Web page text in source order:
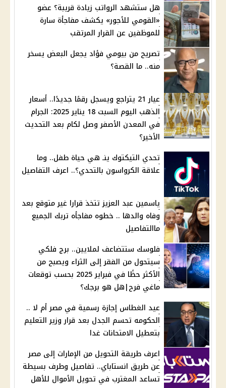
هل ستشهد الرواتب زيادة قريبة؟ عضو
«القومي للأجور» يكشف مفاجأة سارة
للموظفين عن القرار المرتقب
تصريح من بيومي فؤاد يجعل البعض يسخر
منه.. ما القصة؟
عيار 21 يتراجع ويسجل رقمًا جديدًا.. أسعار
الذهب اليوم السبت 18 يناير 2025: الجرام
في المعدن الأصفر وصل لكام بعد التحديث
الأخير؟
تحدي التيكتوك ينـ هي حياة طفل.. وما
علاقة الكرواسون بالتحدي؟.. اعرف التفاصيل
ياسمين عبد العزيز تتخذ قرارا غير متوقع بعد
وفاه والدها .. خطوه مفاجأه تربك الجميع
ماالتفاصيل
فلوسك ستتضاعف لملايين.. برج فلكي
سيتحول من الفقر إلى الثراء ويصبح من
الأكثر حظًا في فبراير 2025 بحسب توقعات
ماغي فرح|هل هو برجك؟
عيد الغطاس إجازة رسمية في مصر أم لا ..
الحكومه تحسم الجدل بعد قرار وزير التعليم
بتعطيل الامتحانات غدا
اعرف طريقة التحويل من الإمارات إلى مصر
عن طريق انستاباي.. تفاصيل وطرف بسيطة
تساعد المغترب في تحويل الأموال للأهل